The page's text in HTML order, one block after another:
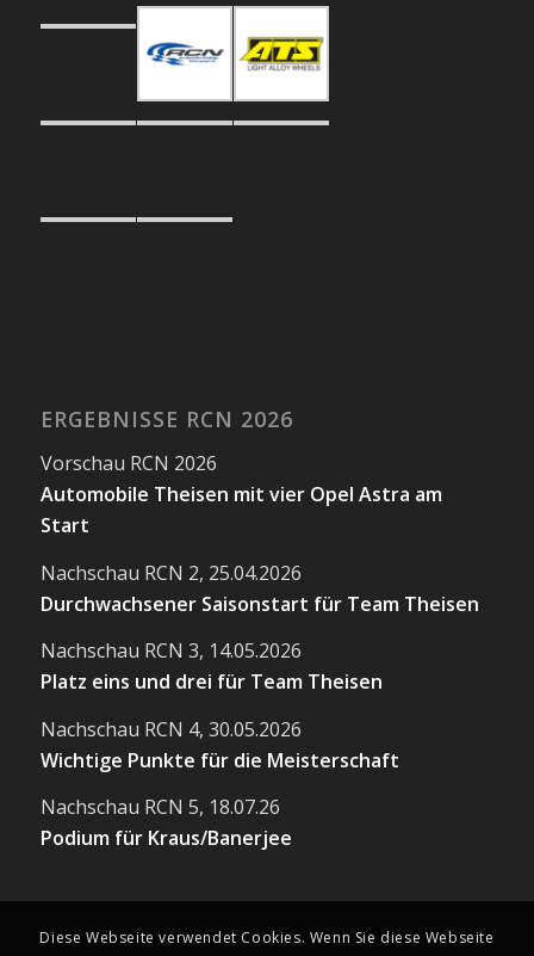
ERGEBNISSE RCN 2026
Vorschau RCN 2026
Automobile Theisen mit vier Opel Astra am
Start
Nachschau RCN 2, 25.04.2026
Durchwachsener Saisonstart für Team Theisen
Nachschau RCN 3, 14.05.2026
Platz eins und drei für Team Theisen
Nachschau RCN 4, 30.05.2026
Wichtige Punkte für die Meisterschaft
Nachschau RCN 5, 18.07.26
Podium für Kraus/Banerjee
Diese Webseite verwendet Cookies. Wenn Sie diese Webseite